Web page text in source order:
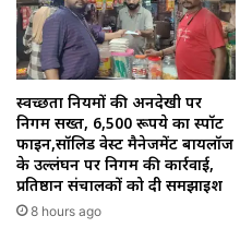
स्वच्छता नियमों की अनदेखी पर
निगम सख्त, 6,500 रूपये का स्पॉट
फाइन,सॉलिड वेस्ट मैनेजमेंट बायलॉज
के उल्लंघन पर निगम की कार्रवाई,
प्रतिष्ठान संचालकों को दी समझाइश
8 hours ago